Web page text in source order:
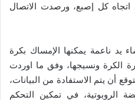
اتجاه كل إصبع، ورصدت الاتصال
3 أصابع لإنشاء يد ناعمة يمكنها الإمساك بكرة
الكرة ونسيجها، وفق ما اوردت
أن يتم الاستفادة من البيانات،
الروبوتية، في تمكين التحكم